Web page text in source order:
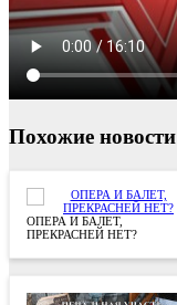
Похожие новости
ОПЕРА И БАЛЕТ,
ПРЕКРАСНЕЙ НЕТ?